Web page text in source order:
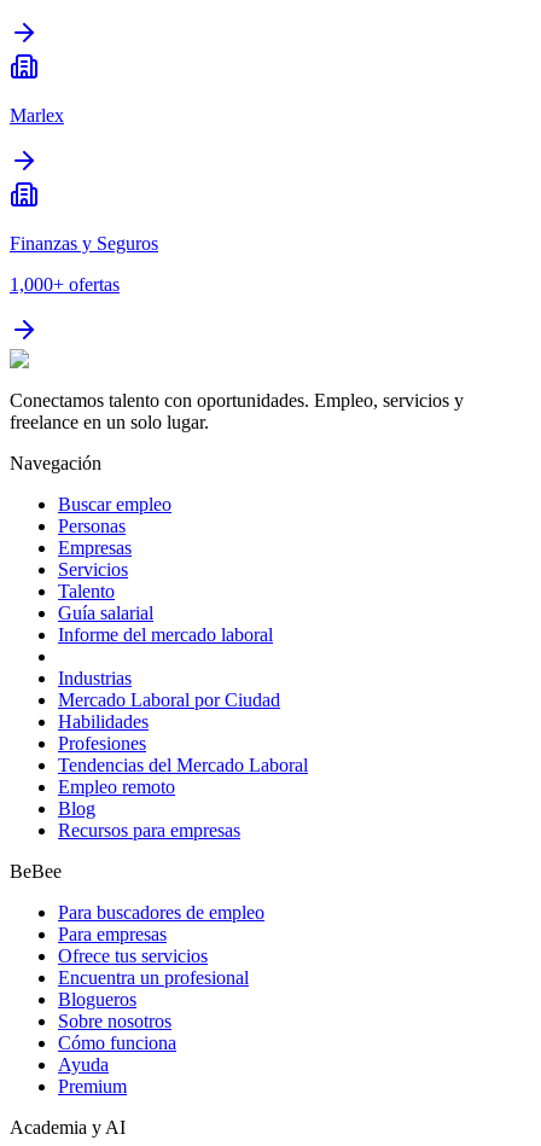
Marlex
Finanzas y Seguros
1,000+ ofertas
Conectamos talento con oportunidades. Empleo, servicios y
freelance en un solo lugar.
Navegación
Buscar empleo
Personas
Empresas
Servicios
Talento
Guía salarial
Informe del mercado laboral
Industrias
Mercado Laboral por Ciudad
Habilidades
Profesiones
Tendencias del Mercado Laboral
Empleo remoto
Blog
Recursos para empresas
BeBee
Para buscadores de empleo
Para empresas
Ofrece tus servicios
Encuentra un profesional
Blogueros
Sobre nosotros
Cómo funciona
Ayuda
Premium
Academia y AI